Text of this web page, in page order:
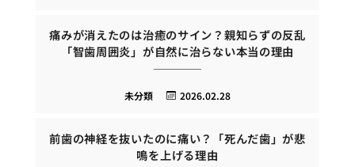
痛みが消えたのは治癒のサイン？親知らずの反乱
「智歯周囲炎」が自然に治らない本当の理由
2026.02.28
未分類
前歯の神経を抜いたのに痛い？「死んだ歯」が悲
鳴を上げる理由